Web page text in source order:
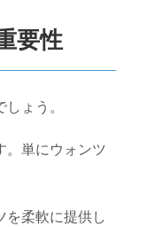
要性
ょう。
。単にウォンツ
柔軟に提供し